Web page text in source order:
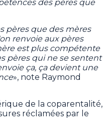
des pères que
pères que des mères
renvoie aux pères
est plus compétente
pères qui ne se sentent
ça, ça devient une
», note Raymond
de la coparentalité,
réclamées par le